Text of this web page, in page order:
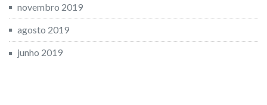
novembro 2019
agosto 2019
junho 2019